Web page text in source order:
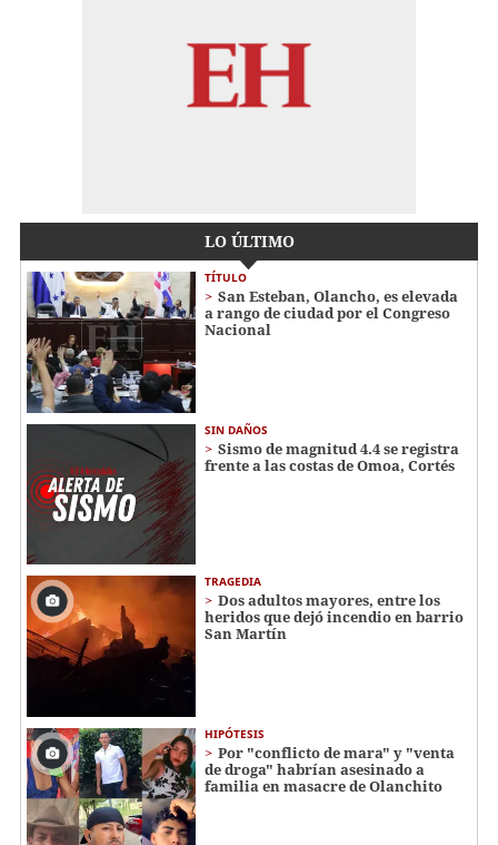
LO ÚLTIMO
TÍTULO
San Esteban, Olancho, es elevada
a rango de ciudad por el Congreso
Nacional
SIN DAÑOS
Sismo de magnitud 4.4 se registra
frente a las costas de Omoa, Cortés
TRAGEDIA
Dos adultos mayores, entre los
heridos que dejó incendio en barrio
San Martín
HIPÓTESIS
Por "conflicto de mara" y "venta
de droga" habrían asesinado a
familia en masacre de Olanchito